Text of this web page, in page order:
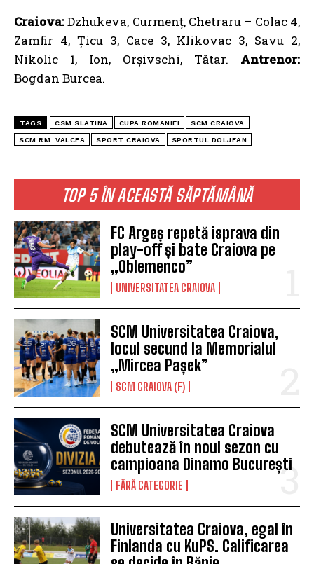
TOP 5 ÎN ACEASTĂ SĂPTĂMÂNĂ
FC Argeș repetă isprava din
play-off și bate Craiova pe
„Oblemenco”
UNIVERSITATEA CRAIOVA
SCM Universitatea Craiova,
locul secund la Memorialul
„Mircea Pașek”
SCM CRAIOVA (F)
SCM Universitatea Craiova
debutează în noul sezon cu
campioana Dinamo București
FĂRĂ CATEGORIE
Universitatea Craiova, egal în
Finlanda cu KuPS. Calificarea
Craiova:Dzhukeva, Curmenț, Chetraru – Colac 4,
Zamfir 4, Țicu 3, Cace 3, Klikovac 3, Savu 2,
Nikolic 1, Ion, Orșivschi, Tătar. Antrenor:
Bogdan Burcea.
TAGS CSM SLATINA CUPA ROMANIEI SCM CRAIOVA
SCM RM. VALCEA SPORT CRAIOVA SPORTUL DOLJEAN